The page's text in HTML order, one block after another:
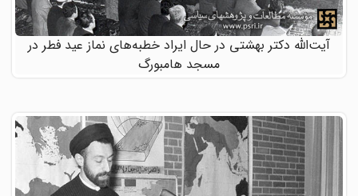
آیت‌الله دکتر بهشتی در حال ایراد خطبه‌های نماز عید فطر در
مسجد هامبورگ